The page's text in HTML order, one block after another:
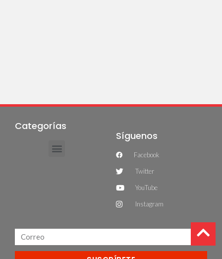
Categorías
Síguenos
Facebook
Twitter
YouTube
Instagram